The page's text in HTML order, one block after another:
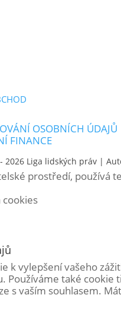
OSOBNÍCH ÚDAJŮ
FINANCE
2026 Liga lidských práv |
prostředí, používá
cookies
k vylepšení vašeho
Používáme také
s vaším souhlasem.